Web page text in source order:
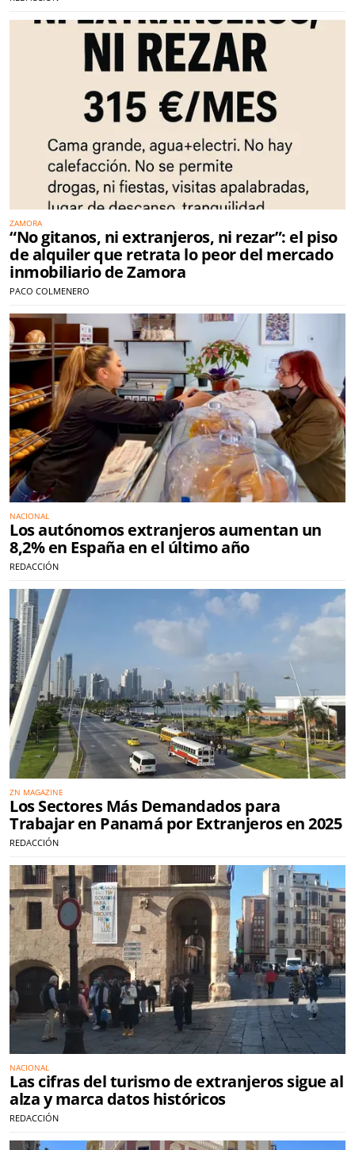
ZAMORA
“No gitanos, ni extranjeros, ni rezar”: el piso
de alquiler que retrata lo peor del mercado
inmobiliario de Zamora
PACO COLMENERO
NACIONAL
Los autónomos extranjeros aumentan un
8,2% en España en el último año
REDACCIÓN
ZN MAGAZINE
Los Sectores Más Demandados para
Trabajar en Panamá por Extranjeros en 2025
REDACCIÓN
NACIONAL
Las cifras del turismo de extranjeros sigue al
alza y marca datos históricos
REDACCIÓN